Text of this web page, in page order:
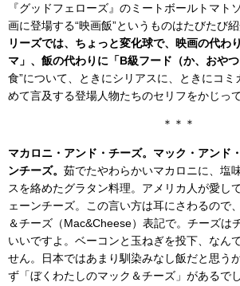
『グッドフェローズ』のミートボールトマト
画に登場する“映画飯”というものはたびたび紹
リーズでは、ちょっと変化球で、映画の代わ
マ」、飯の代わりに「B級フード（か、おやつ
食”について、ときにシリアスに、ときにコミ
めて言及する登場人物たちのセリフをかじって
＊＊＊
マカロニ・アンド・チーズ。マック・アンド
ンチーズ。 茹でたやわらかいマカロニに、塩
スを絡めたグラタン料理。アメリカ人が愛し
ェーンチーズ。この言い方は耳にさわるので
＆チーズ（Mac&Cheese）表記で。チーズは
いいですよ。ベーコンと玉ねぎを投下、なん
せん。日本ではあまり馴染みなし飯だと思う
ず「ぼくわたしのマック＆チーズ」があるでし